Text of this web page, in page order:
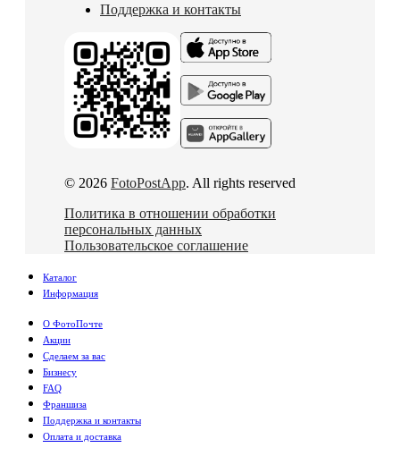
Поддержка и контакты
© 2026 FotoPostApp. All rights reserved
Политика в отношении обработки
персональных данных
Пользовательское соглашение
Каталог
Информация
О ФотоПочте
Акции
Сделаем за вас
Бизнесу
FAQ
Франшиза
Поддержка и контакты
Оплата и доставка